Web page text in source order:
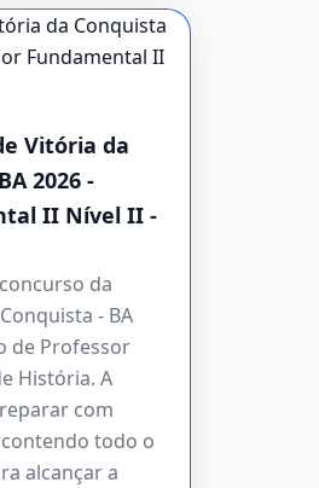
Vitória da
2026 -
II Nível II -
da
- BA
de Professor
História. A
com
todo o
alcançar a